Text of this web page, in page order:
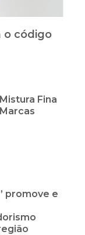
o código
Fina
promove e